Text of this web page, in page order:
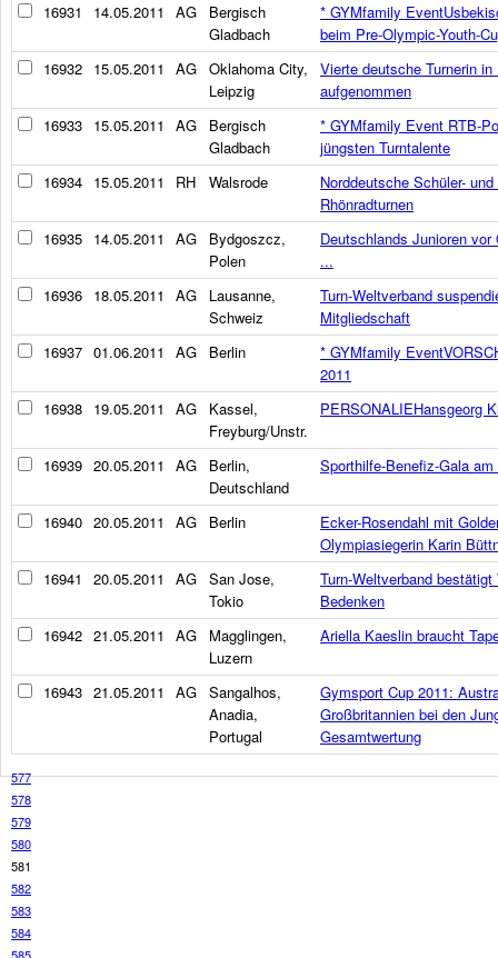
16931 14.05.2011 AG
Bergisch
Gladbach
* GYMfamily
beim Pre-Olympic-Youth-
16932 15.05.2011 AG Oklahoma City,
Leipzig
Vierte deutsche Turnerin
aufgenommen
16933 15.05.2011 AG
Bergisch
Gladbach
* GYMfamily Event RTB-
jüngsten Turntalente
16934 15.05.2011 RH Walsrode
Norddeutsche Schüler-
Rhönradturnen
16935 14.05.2011 AG
Bydgoszcz,
Polen
Deutschlands Junioren
...
16936 18.05.2011 AG
Lausanne,
Schweiz
Turn-Weltverband
Mitgliedschaft
16937 01.06.2011 AG Berlin
* GYMfamily
2011
16938 19.05.2011 AG
Kassel,
Freyburg/Unstr.
PERSONALIEHansgeorg
16939 20.05.2011 AG
Berlin,
Deutschland
Sporthilfe-Benefiz-Gala
16940 20.05.2011 AG Berlin
Ecker-Rosendahl mit
Olympiasiegerin Karin
16941
20.05.2011 AG San Jose,
Tokio
Turn-Weltverband
Bedenken
16942 21.05.2011 AG
Magglingen,
Luzern
Ariella Kaeslin braucht
16943 21.05.2011 AG Sangalhos,
Anadia,
Portugal
Gymsport Cup 2011:
Großbritannien bei den
Gesamtwertung
577
578
579
580
581
582
583
584